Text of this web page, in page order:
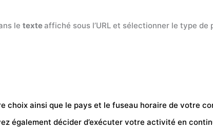
le texteaffiché sous l’URL et sélectionner le type
choix ainsi que le pays et le fuseau horaire de votre
également décider d’exécuter votre activité en